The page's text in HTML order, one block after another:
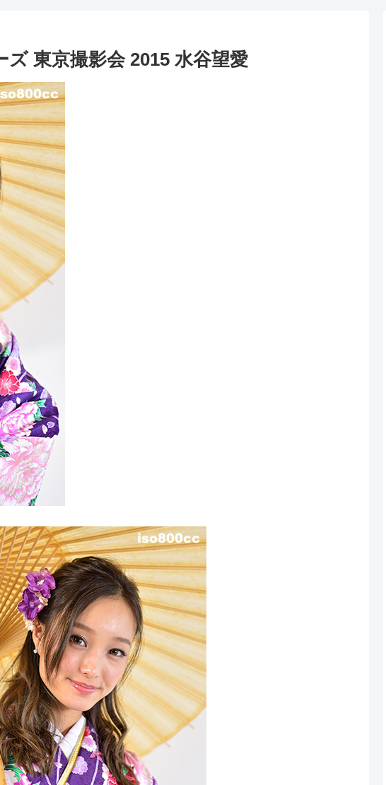
東京撮影会 2015 水谷望愛